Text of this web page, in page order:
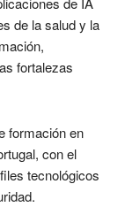
de la salud y la
fortalezas
formación en
con el
tecnológicos